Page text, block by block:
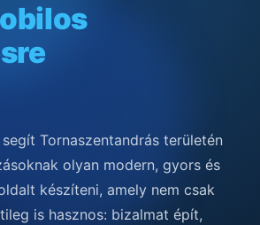
Tornaszentandrás területén
olyan modern, gyors és
készíteni, amely nem csak
is hasznos: bizalmat épít,